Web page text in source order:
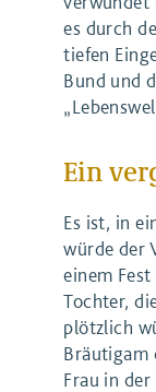
es durch
tiefen
Bund und
Ein
Es ist, in
würde der
einem
Tochter,
plötzlich
Bräutigam
Frau in